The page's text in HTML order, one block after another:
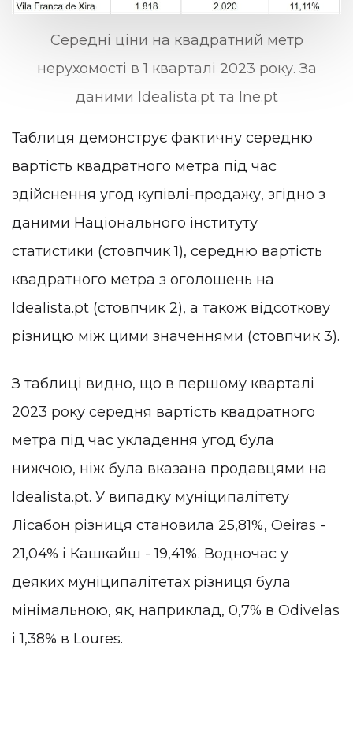
Середні ціни на квадратний метр
нерухомості в 1 кварталі 2023 року. За
даними Idealista.pt та Ine.pt
Таблиця демонструє фактичну середню
вартість квадратного метра під час
здійснення угод купівлі-продажу, згідно з
даними Національного інституту
статистики (стовпчик 1), середню вартість
квадратного метра з оголошень на
Idealista.pt (стовпчик 2), а також відсоткову
різницю між цими значеннями (стовпчик 3).
З таблиці видно, що в першому кварталі
2023 року середня вартість квадратного
метра під час укладення угод була
нижчою, ніж була вказана продавцями на
Idealista.pt. У випадку муніципалітету
Лісабон різниця становила 25,81%, Oeiras -
21,04% і Кашкайш - 19,41%. Водночас у
деяких муніципалітетах різниця була
мінімальною, як, наприклад, 0,7% в Odivelas
і 1,38% в Loures.